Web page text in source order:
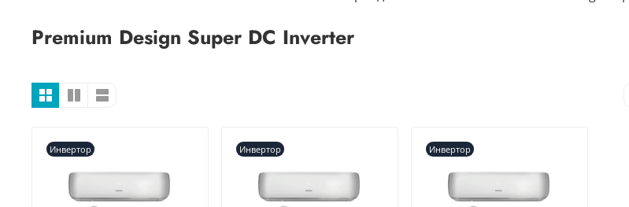
Premium Design Super DC Inverter
Инвертор Инвертор Инвертор